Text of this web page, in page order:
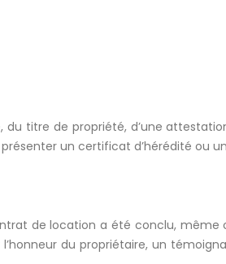
titre de propriété, d’une
un certificat d’hérédité ou
de location a été conclu, même
du propriétaire, un